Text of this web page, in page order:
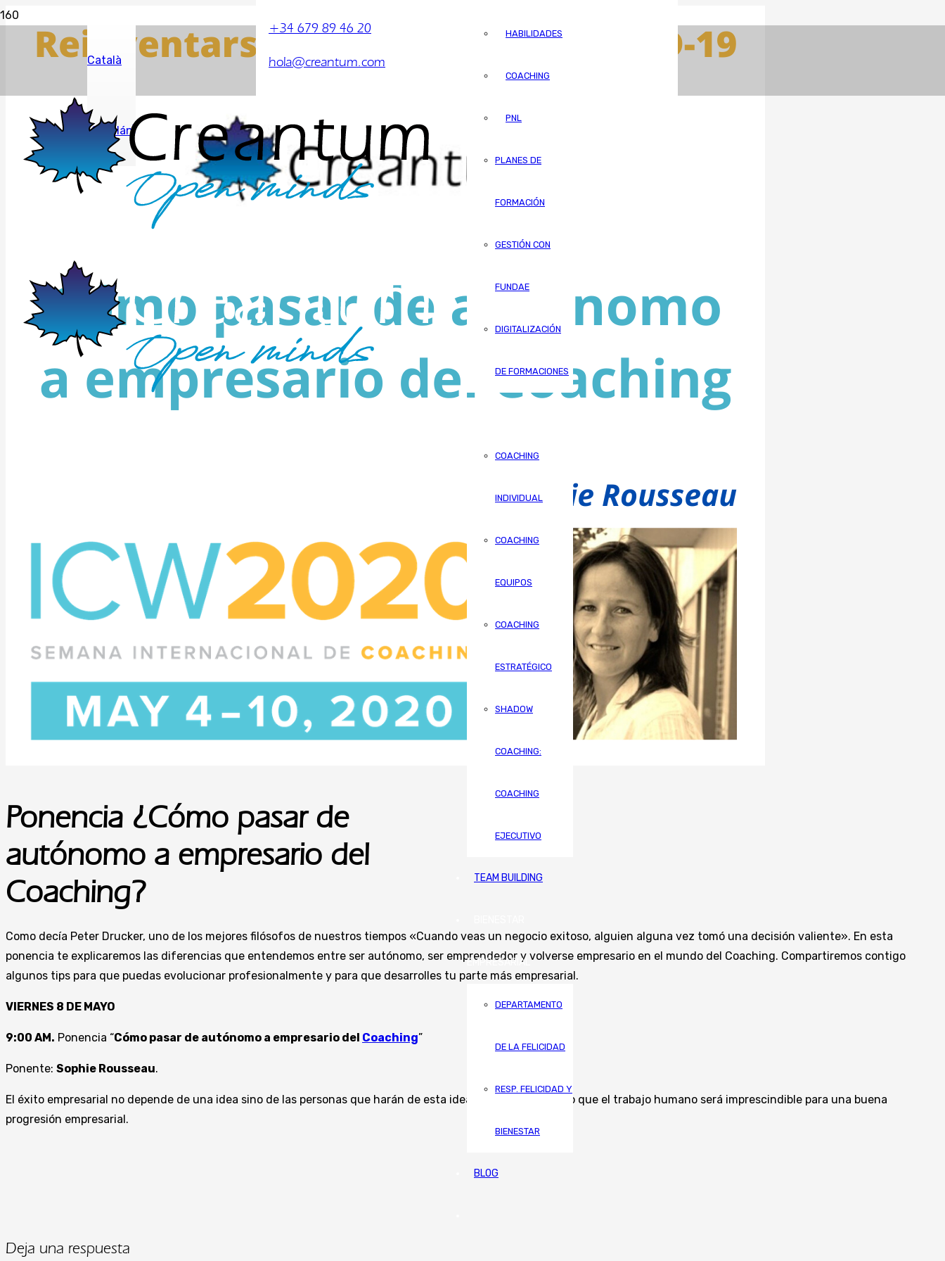
Català
(Catalán)
+34 679 89 46 20
hola@creantum.com
HABILIDADES
COACHING
PNL
PLANES DE
FORMACIÓN
GESTIÓN CON
FUNDAE
DIGITALIZACIÓN
DE FORMACIONES
COACHING
INDIVIDUAL
COACHING
EQUIPOS
COACHING
ESTRATÉGICO
SHADOW
COACHING:
COACHING
EJECUTIVO
TEAM BUILDING
EMPRESARIAL
DEPARTAMENTO
DE LA FELICIDAD
RESP. FELICIDAD Y
BIENESTAR
BLOG
Ponencia ¿Cómo pasar de
autónomo a empresario del
Coaching?
Como decía Peter Drucker, uno de los mejores filósofos de nuestros tiempos «Cuando veas un negocio exitoso, alguien alguna vez tomó una decisión valiente». En esta
ponencia te explicaremos las diferencias que entendemos entre ser autónomo, ser emprendedor y volverse empresario en el mundo del Coaching. Compartiremos contigo
algunos tips para que puedas evolucionar profesionalmente y para que desarrolles tu parte más empresarial.
VIERNES 8 DE MAYO
9:00 AM. Ponencia “Cómo pasar de autónomo a empresario del Coaching”
Ponente: Sophie Rousseau.
El éxito empresarial no depende de una idea sino de las personas que harán de esta idea una realidad, por lo que el trabajo humano será imprescindible para una buena
progresión empresarial.
Deja una respuesta